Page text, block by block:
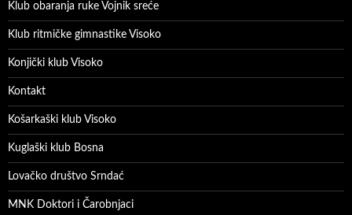
Klub obaranja ruke Vojnik sreće
Klub ritmičke gimnastike Visoko
Konjički klub Visoko
Kontakt
Košarkaški klub Visoko
Kuglaški klub Bosna
Lovačko društvo Srndać
MNK Doktori i Čarobnjaci